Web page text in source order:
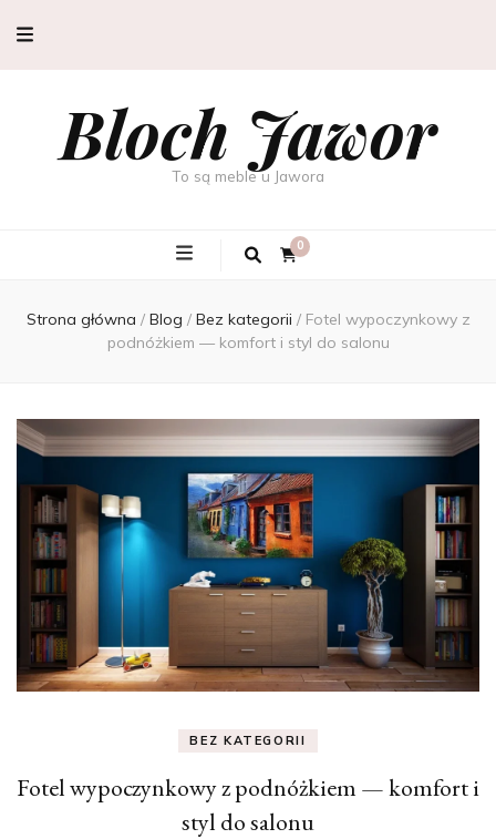
Bloch Jawor
To są meble u Jawora
0
Strona główna / Blog / Bez kategorii / Fotel wypoczynkowy z
podnóżkiem — komfort i styl do salonu
BEZ KATEGORII
Fotel wypoczynkowy z podnóżkiem — komfort i
styl do salonu